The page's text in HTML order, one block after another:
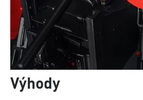
Výhody